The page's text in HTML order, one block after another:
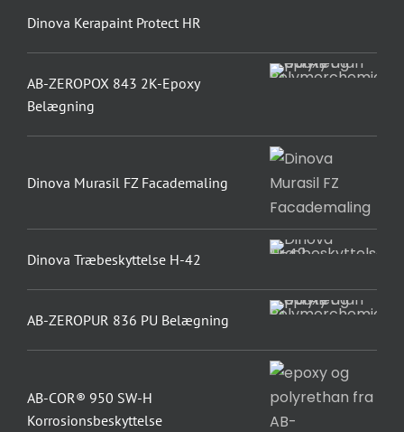
Dinova Kerapaint Protect HR
AB-ZEROPOX 843 2K-Epoxy
Belægning
Dinova Murasil FZ Facademaling
Dinova Træbeskyttelse H-42
AB-ZEROPUR 836 PU Belægning
AB-COR® 950 SW-H
Korrosionsbeskyttelse